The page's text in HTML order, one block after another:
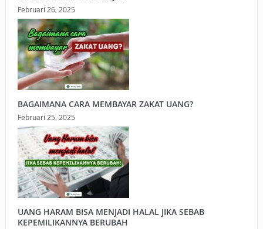
Februari 26, 2025
BAGAIMANA CARA MEMBAYAR ZAKAT UANG?
Februari 25, 2025
UANG HARAM BISA MENJADI HALAL JIKA SEBAB
KEPEMILIKANNYA BERUBAH